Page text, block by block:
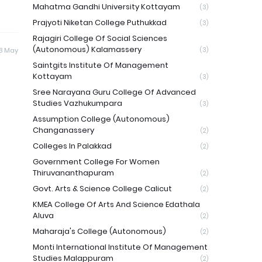
May
Mahatma Gandhi University Kottayam (3)
Prajyoti Niketan College Puthukkad (3)
Rajagiri College Of Social Sciences
(Autonomous) Kalamassery
(3)
Saintgits Institute Of Management
Kottayam
(3)
Sree Narayana Guru College Of Advanced
Studies Vazhukumpara
(3)
Assumption College (Autonomous)
Changanassery
(2)
Colleges In Palakkad (2)
Government College For Women
Thiruvananthapuram
(2)
Govt. Arts & Science College Calicut (2)
KMEA College Of Arts And Science Edathala
Aluva
(2)
Maharaja's College (Autonomous) (2)
Monti International Institute Of Management
Studies Malappuram
(2)